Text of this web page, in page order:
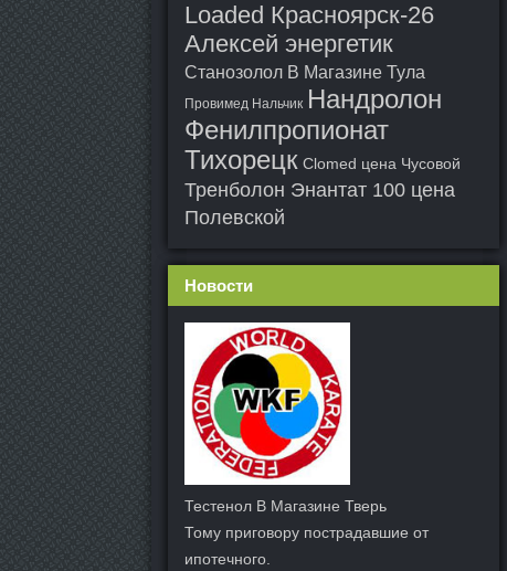
Loaded Красноярск-26
Алексей энергетик
Станозолол В Магазине Тула
Провимед Нальчик Нандролон
Фенилпропионат
Тихорецк Clomed цена Чусовой
Тренболон Энантат 100 цена
Полевской
Новости
Тестенол В Магазине Тверь
Тому приговору пострадавшие от
ипотечного.